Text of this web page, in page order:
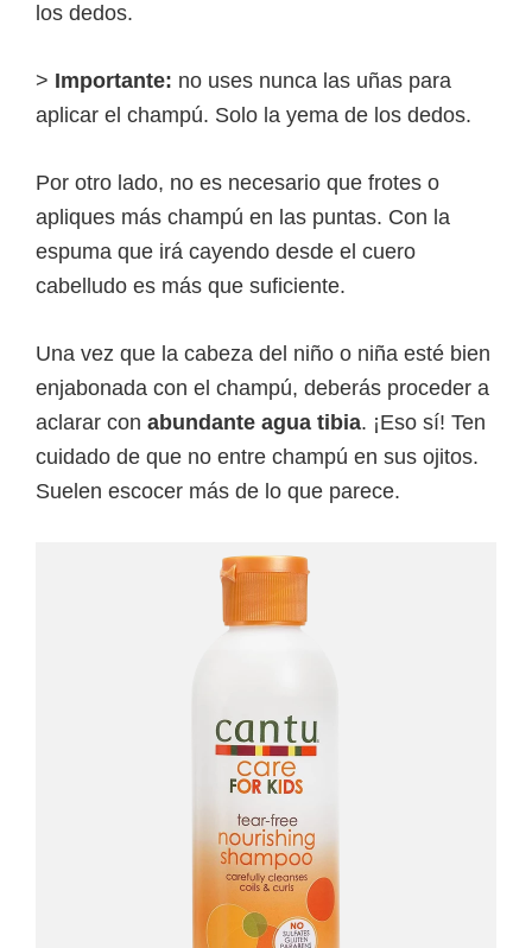
los dedos.
> Importante: no uses nunca las uñas para
aplicar el champú. Solo la yema de los dedos.
Por otro lado, no es necesario que frotes o
apliques más champú en las puntas. Con la
espuma que irá cayendo desde el cuero
cabelludo es más que suficiente.
Una vez que la cabeza del niño o niña esté bien
enjabonada con el champú, deberás proceder a
aclarar con abundante agua tibia. ¡Eso sí! Ten
cuidado de que no entre champú en sus ojitos.
Suelen escocer más de lo que parece.